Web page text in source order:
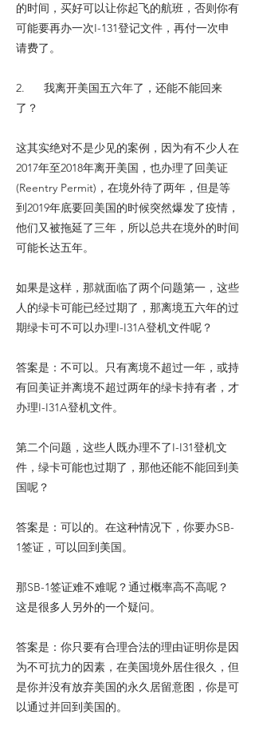
的时间，买好可以让你起飞的航班，否则你有
可能要再办一次I-131登记文件，再付一次申
请费了。
2. 我离开美国五六年了，还能不能回来
了？
这其实绝对不是少见的案例，因为有不少人在
2017年至2018年离开美国，也办理了回美证
(Reentry Permit)，在境外待了两年，但是等
到2019年底要回美国的时候突然爆发了疫情，
他们又被拖延了三年，所以总共在境外的时间
可能长达五年。
如果是这样，那就面临了两个问题第一，这些
人的绿卡可能已经过期了，那离境五六年的过
期绿卡可不可以办理I-I31A登机文件呢？
答案是：不可以。只有离境不超过一年，或持
有回美证并离境不超过两年的绿卡持有者，才
办理I-I31A登机文件。
第二个问题，这些人既办理不了I-I31登机文
件，绿卡可能也过期了，那他还能不能回到美
国呢？
答案是：可以的。在这种情况下，你要办SB-
1签证，可以回到美国。
那SB-1签证难不难呢？通过概率高不高呢？
这是很多人另外的一个疑问。
答案是：你只要有合理合法的理由证明你是因
为不可抗力的因素，在美国境外居住很久，但
是你并没有放弃美国的永久居留意图，你是可
以通过并回到美国的。